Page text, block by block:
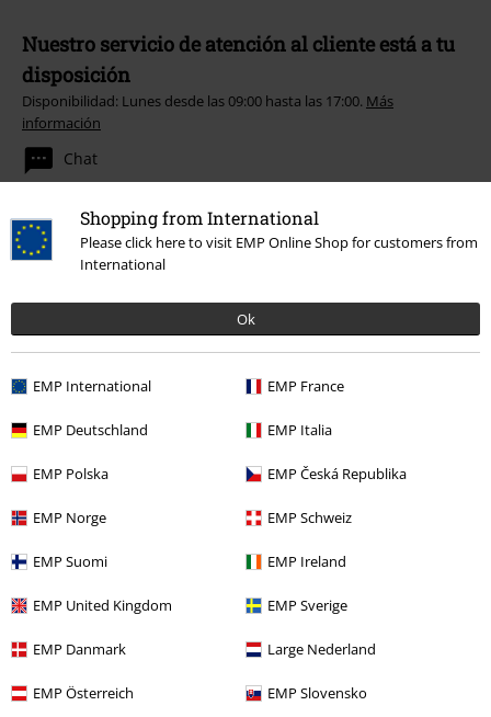
Shopping from International
Please click here to visit EMP Online Shop for customers from
International
Ok
EMP International EMP France
EMP Deutschland EMP Italia
EMP Polska EMP Česká Republika
EMP Norge EMP Schweiz
EMP Suomi EMP Ireland
EMP United Kingdom EMP Sverige
EMP Danmark Large Nederland
EMP Österreich EMP Slovensko
Nuestro servicio de atención al cliente está a tu
disposición
Disponibilidad: Lunes desde las 09:00 hasta las 17:00. Más
información
Chat
Servicio Atención al Cliente
Ayuda (FAQ)
Política de Devolución
Devolver un artículo
Información de tallas generales
Cancelar mi membresía BSC
Métodos de pago